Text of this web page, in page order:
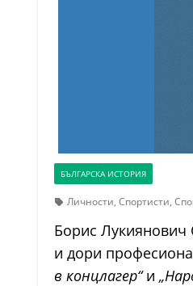
БЪЛГАРСКА ИСТОРИЯ
Личности, Спортисти,
Борис Лукиянович
и дори
в концлагер“и